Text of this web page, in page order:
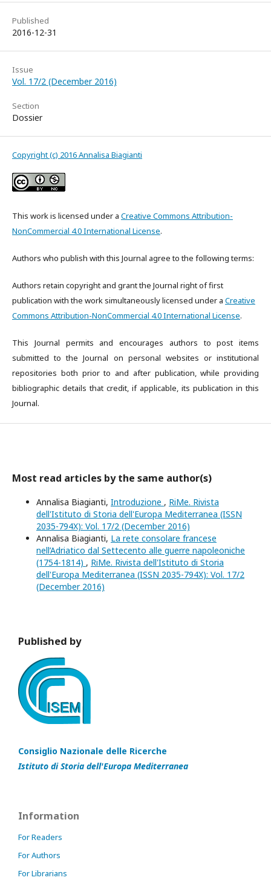
Published
2016-12-31
Issue
Vol. 17/2 (December 2016)
Section
Dossier
Copyright (c) 2016 Annalisa Biagianti
This work is licensed under a Creative Commons Attribution-
NonCommercial 4.0 International License.
Authors who publish with this Journal agree to the following terms:
Authors retain copyright and grant the Journal right of first
publication with the work simultaneously licensed under a Creative
Commons Attribution-NonCommercial 4.0 International License.
This Journal permits and encourages authors to post items
submitted to the Journal on personal websites or institutional
repositories both prior to and after publication, while providing
bibliographic details that credit, if applicable, its publication in this
Journal.
Most read articles by the same author(s)
Annalisa Biagianti, Introduzione , RiMe. Rivista
dell'Istituto di Storia dell'Europa Mediterranea (ISSN
2035-794X): Vol. 17/2 (December 2016)
Annalisa Biagianti, La rete consolare francese
nell’Adriatico dal Settecento alle guerre napoleoniche
(1754-1814) , RiMe. Rivista dell'Istituto di Storia
dell'Europa Mediterranea (ISSN 2035-794X): Vol. 17/2
(December 2016)
Published by
Consiglio Nazionale delle Ricerche
Istituto di Storia dell'Europa Mediterranea
Information
For Readers
For Authors
For Librarians